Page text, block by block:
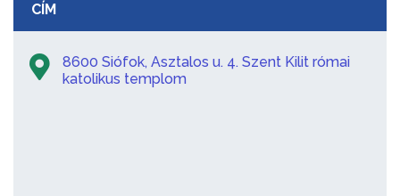
CÍM
8600 Siófok, Asztalos u. 4. Szent Kilit római
katolikus templom